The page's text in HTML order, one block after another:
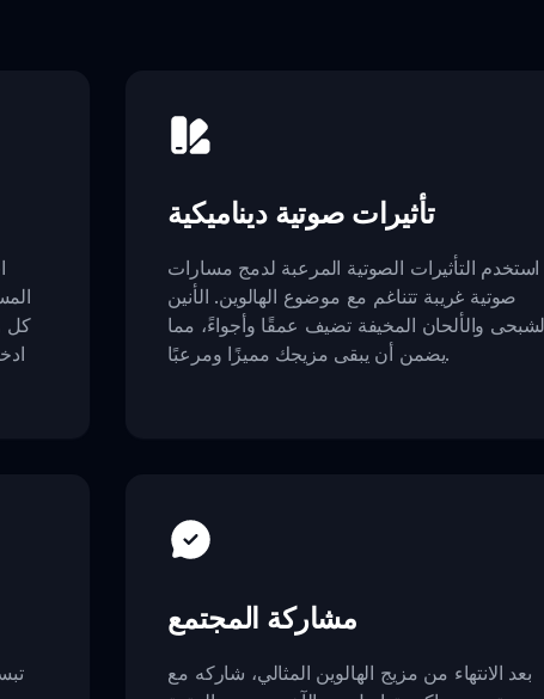
كل
تأثيرات صوتية ديناميكية
استخدم التأثيرات الصوتية المرعبة لدمج مسارات
صوتية غريبة تتناغم مع موضوع الهالوين. الأنين
والألحان المخيفة تضيف عمقًا وأجواءً، مما
يضمن أن يبقى مزيجك مميزًا ومرعبًا.
مشاركة المجتمع
بعد الانتهاء من مزيج الهالوين المثالي، شاركه مع